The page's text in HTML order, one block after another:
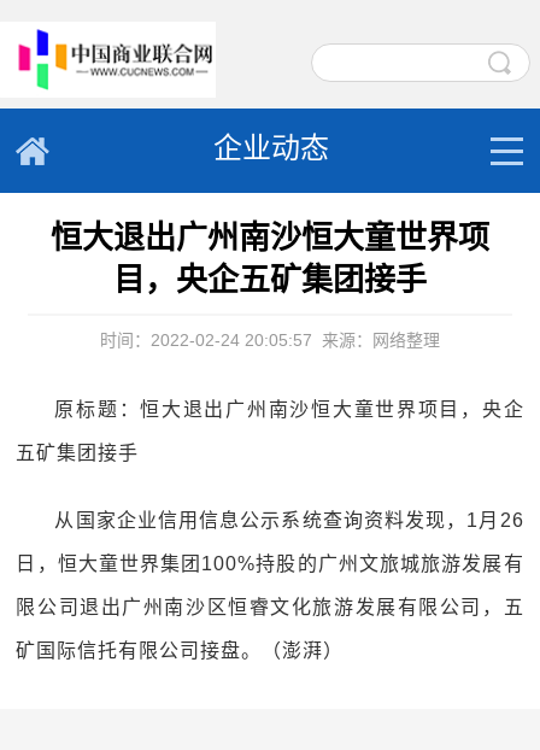
企业动态
恒大退出广州南沙恒大童世界项
目，央企五矿集团接手
时间：2022-02-24 20:05:57 来源：网络整理
原标题：恒大退出广州南沙恒大童世界项目，央企
五矿集团接手
从国家企业信用信息公示系统查询资料发现，1月26
日，恒大童世界集团100%持股的广州文旅城旅游发展有
限公司退出广州南沙区恒睿文化旅游发展有限公司，五
矿国际信托有限公司接盘。（澎湃）